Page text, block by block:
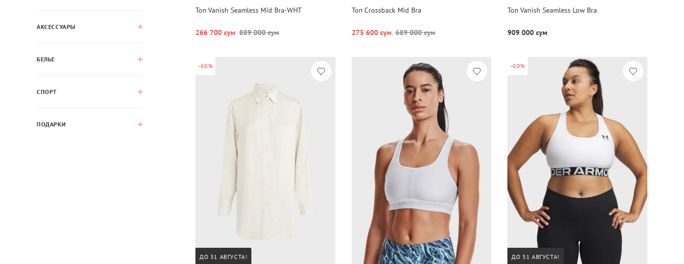
АКСЕССУАРЫ
БЕЛЬЕ
СПОРТ
ПОДАРКИ
Топ Vanish Seamless Mid Bra-WHT
266 700 сум 889 000 сум
Топ Crossback Mid Bra
275 600 сум 689 000 сум
Топ Vanish Seamless Low Bra
909 000 сум
-60%
ДО 31 АВГУСТА!
-60%
ДО 31 АВГУСТА!